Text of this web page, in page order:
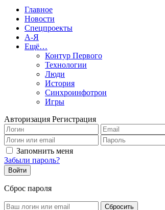
Главное
Новости
Спецпроекты
А-Я
Ещё…
Контур Первого
Технологии
Люди
История
Синхроинфотрон
Игры
Авторизация Регистрация
Запомнить меня
Забыли пароль?
Сброс пароля